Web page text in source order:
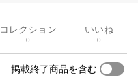
コレクション
0
いいね
0
掲載終了商品を含む